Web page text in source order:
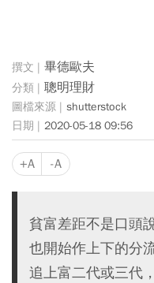
畢德歐夫
聰明理財
shutterstock
2020-05-18 09:56
+A -A
貧富差距不是口頭
也開始作上下的分
追上富二代或三代